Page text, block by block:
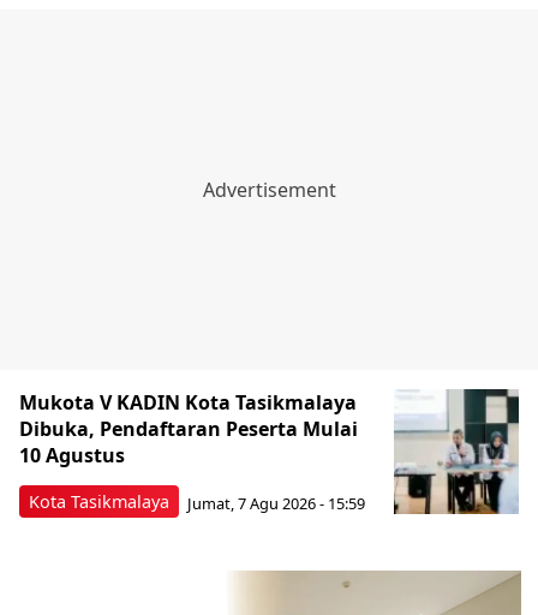
Kota Tasikmalaya
Mukota V KADIN Kota Tasikmalaya
Dibuka, Pendaftaran Peserta Mulai
10 Agustus
Jumat, 7 Agu 2026 - 15:59